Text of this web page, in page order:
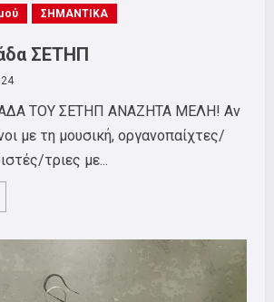
11
ΣΗΜΑΝΤΙΚΑ
ΣΕΤΗΠ
ΤΟΥ ΣΕΤΗΠ ΑΝΑΖΗΤΑ ΜΕΛΗ! Αν
με τη μουσική, οργανοπαίχτες/
τριες με...